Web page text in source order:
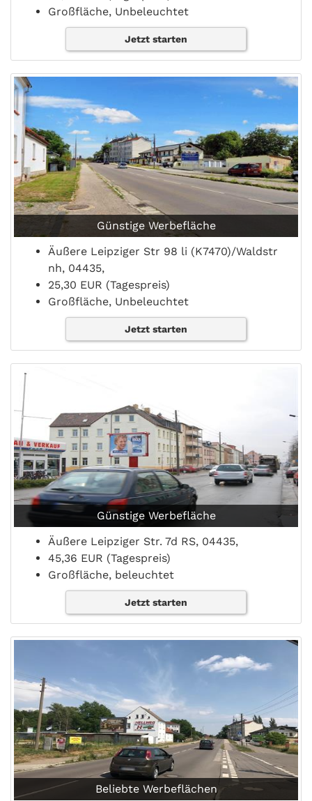
Großfläche, Unbeleuchtet
Jetzt starten
Günstige Werbefläche
Äußere Leipziger Str 98 li (K7470)/Waldstr
nh, 04435,
25,30 EUR (Tagespreis)
Großfläche, Unbeleuchtet
Jetzt starten
Günstige Werbefläche
Äußere Leipziger Str. 7d RS, 04435,
45,36 EUR (Tagespreis)
Großfläche, beleuchtet
Jetzt starten
Beliebte Werbeflächen